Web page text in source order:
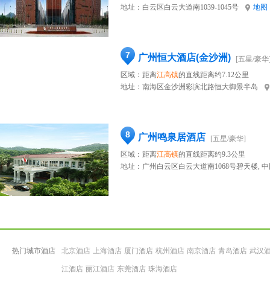
地址： 白云区白云大道南1039-1045号 地图
7 广州恒大酒店(金沙洲)
[五星/豪
区域：距离江高镇的直线距离约7.12公里
地址： 南海区金沙洲彩滨北路恒大御景半岛
8 广州鸣泉居酒店
[五星/豪华]
区域：距离江高镇的直线距离约9.3公里
地址： 广州白云区白云大道南1068号碧天楼,
热门城市酒店 北京酒店 上海酒店 厦门酒店 杭州酒店 南京酒店 青岛酒店 武汉
江酒店 丽江酒店 东莞酒店 珠海酒店